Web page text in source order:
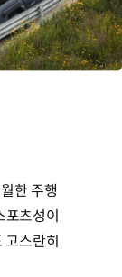
한 주행
포츠성이
고스란히